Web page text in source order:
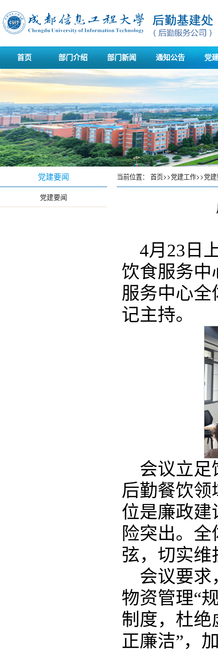
首页 部门介绍 部门新闻 通知公告 党
党建要闻
党建要闻
当前位置： 首页>>党建工作>>党
4月23日
饮食服务中
服务中心
记主持。
会议立足
后勤餐饮
位是廉政建
险突出。
弦，切实
会议要求
物资管理“
制度，杜绝
正廉洁”，